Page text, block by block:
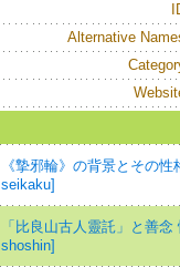
Alternative
《摯邪輪》の背景とその
seikaku]
「比良山古人靈託」と善
shoshin]